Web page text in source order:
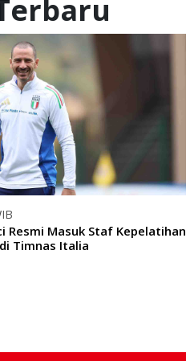
Resmi Masuk Staf Kepelatihan
Timnas Italia